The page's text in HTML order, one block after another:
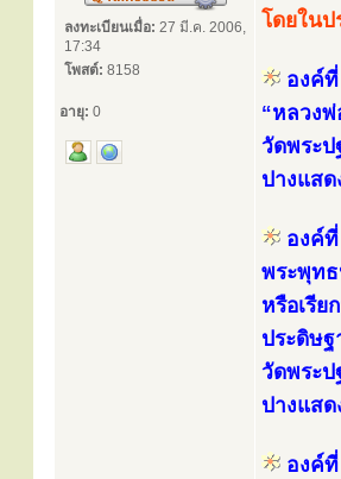
ลงทะเบียนเมื่อ: 27 มี.ค. 2006,
17:34
โพสต์: 8158
อายุ: 0
โดยในป
องค์
“หลวง
วัดพระป
ปางแสด
องค์
พระพุท
หรือเรีย
ประดิษ
วัดพระป
ปางแสด
องค์